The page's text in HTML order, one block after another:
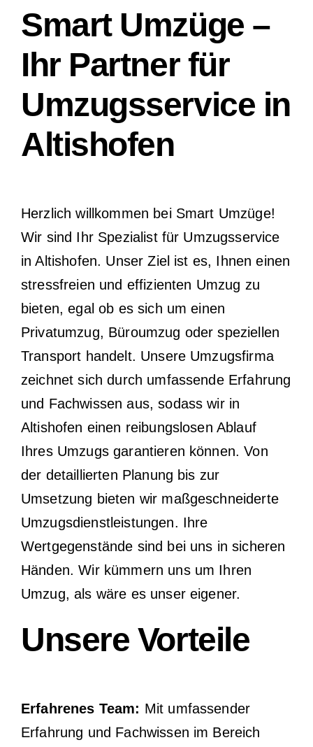
Smart Umzüge –
Ihr Partner für
Umzugsservice in
Altishofen
Herzlich willkommen bei Smart Umzüge!
Wir sind Ihr Spezialist für Umzugsservice
in Altishofen. Unser Ziel ist es, Ihnen einen
stressfreien und effizienten Umzug zu
bieten, egal ob es sich um einen
Privatumzug, Büroumzug oder speziellen
Transport handelt. Unsere Umzugsfirma
zeichnet sich durch umfassende Erfahrung
und Fachwissen aus, sodass wir in
Altishofen einen reibungslosen Ablauf
Ihres Umzugs garantieren können. Von
der detaillierten Planung bis zur
Umsetzung bieten wir maßgeschneiderte
Umzugsdienstleistungen. Ihre
Wertgegenstände sind bei uns in sicheren
Händen. Wir kümmern uns um Ihren
Umzug, als wäre es unser eigener.
Unsere Vorteile
Erfahrenes Team: Mit umfassender
Erfahrung und Fachwissen im Bereich